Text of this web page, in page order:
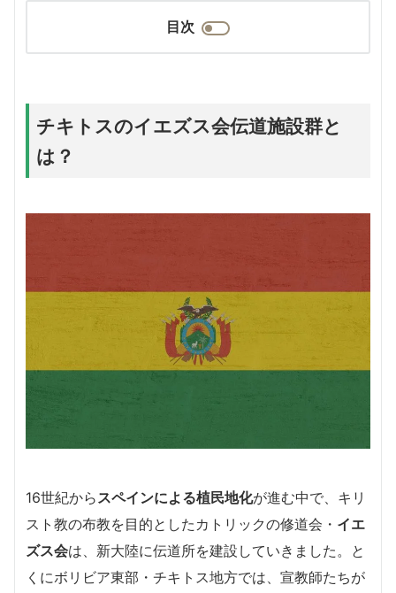
目次
チキトスのイエズス会伝道施設群と
は？
16世紀から スペインによる植民地化が進む中で、キリ
スト教の布教を目的としたカトリックの修道会・ イエ
ズス会は、新大陸に伝道所を建設していきました。と
くにボリビア東部・チキトス地方では、宣教師たちが